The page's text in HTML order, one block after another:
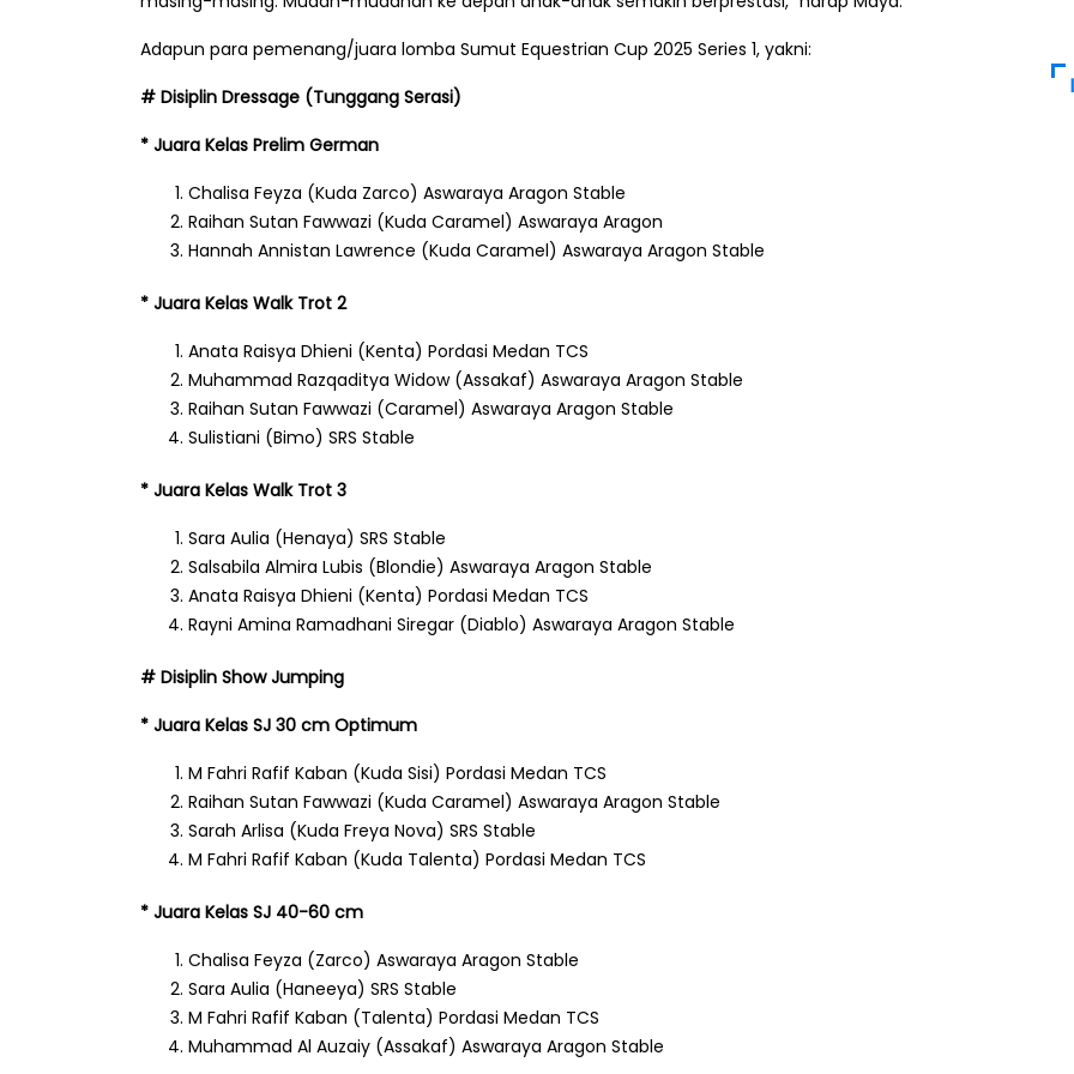
Adapun para pemenang/juara lomba Sumut Equestrian Cup 2025 Series 1, yakni:
# Disiplin Dressage (Tunggang Serasi)
* Juara Kelas Prelim German
Chalisa Feyza (Kuda Zarco) Aswaraya Aragon Stable
Raihan Sutan Fawwazi (Kuda Caramel) Aswaraya Aragon
Hannah Annistan Lawrence (Kuda Caramel) Aswaraya Aragon Stable
* Juara Kelas Walk Trot 2
Anata Raisya Dhieni (Kenta) Pordasi Medan TCS
Muhammad Razqaditya Widow (Assakaf) Aswaraya Aragon Stable
Raihan Sutan Fawwazi (Caramel) Aswaraya Aragon Stable
Sulistiani (Bimo) SRS Stable
* Juara Kelas Walk Trot 3
Sara Aulia (Henaya) SRS Stable
Salsabila Almira Lubis (Blondie) Aswaraya Aragon Stable
Anata Raisya Dhieni (Kenta) Pordasi Medan TCS
Rayni Amina Ramadhani Siregar (Diablo) Aswaraya Aragon Stable
# Disiplin Show Jumping
* Juara Kelas SJ 30 cm Optimum
M Fahri Rafif Kaban (Kuda Sisi) Pordasi Medan TCS
Raihan Sutan Fawwazi (Kuda Caramel) Aswaraya Aragon Stable
Sarah Arlisa (Kuda Freya Nova) SRS Stable
M Fahri Rafif Kaban (Kuda Talenta) Pordasi Medan TCS
* Juara Kelas SJ 40-60 cm
Chalisa Feyza (Zarco) Aswaraya Aragon Stable
Sara Aulia (Haneeya) SRS Stable
M Fahri Rafif Kaban (Talenta) Pordasi Medan TCS
Muhammad Al Auzaiy (Assakaf) Aswaraya Aragon Stable